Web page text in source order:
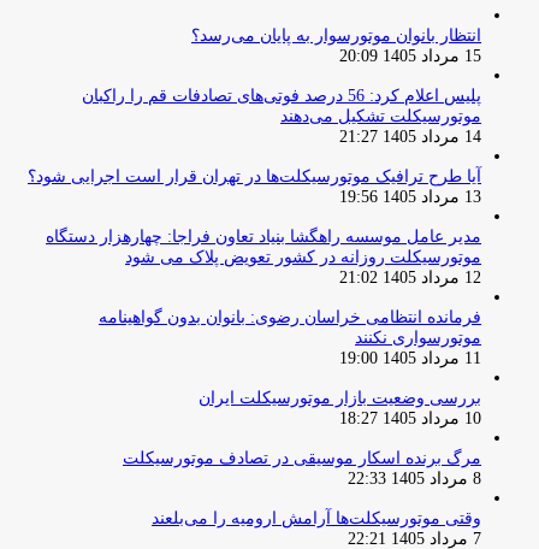
انتظار بانوان موتورسوار به پایان می‌رسد؟
15 مرداد 1405 20:09
پلیس اعلام کرد: 56 درصد فوتی‌های تصادفات قم را راکبان
موتورسیکلت تشکیل می‌دهند
14 مرداد 1405 21:27
آیا طرح ترافیک موتورسیکلت‌ها در تهران قرار است اجرایی شود؟
13 مرداد 1405 19:56
مدیر عامل موسسه راهگشا بنیاد تعاون فراجا: چهارهزار دستگاه
موتورسیکلت روزانه در کشور تعویض پلاک می شود
12 مرداد 1405 21:02
فرمانده انتظامی خراسان رضوی: بانوان بدون گواهینامه
موتورسواری نکنند
11 مرداد 1405 19:00
بررسی وضعیت بازار موتورسیکلت ایران
10 مرداد 1405 18:27
مرگ برنده اسکار موسیقی در تصادف موتورسیکلت
8 مرداد 1405 22:33
وقتی موتورسیکلت‌ها آرامش ارومیه را می‌بلعند
7 مرداد 1405 22:21